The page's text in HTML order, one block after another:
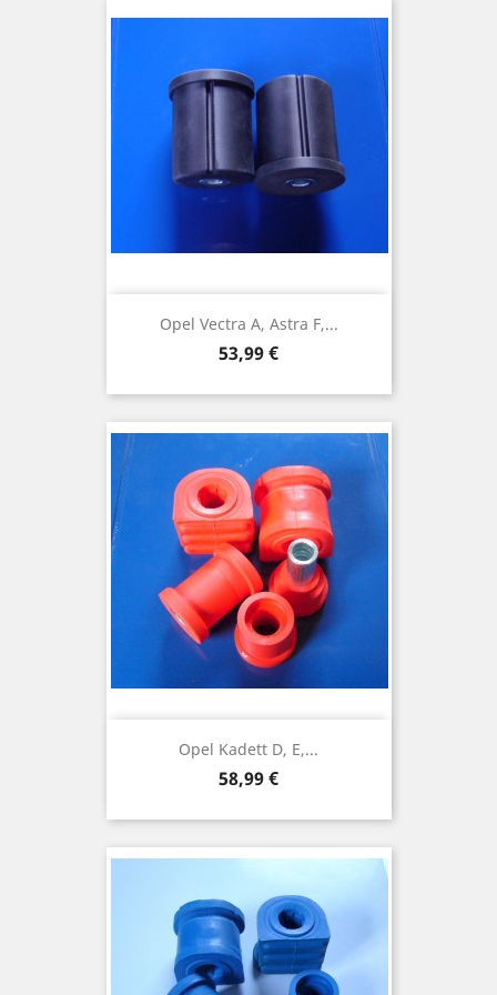
Opel Vectra A, Astra F,...
Preis
53,99 €
Opel Kadett D, E,...
Preis
58,99 €